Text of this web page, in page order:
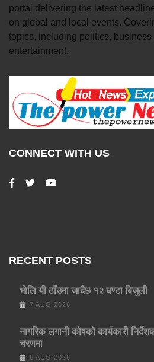
portal delivering the latest
on global and local events.
topics, including politics,
entertainment.
CONNECT WITH US
RECENT POSTS
भाेलि यी ठाँउमा जादैछ १२ घण्टा बिजुली
7 AUG 2026
नागरिक लगानी कोषको कार्यकारी
चरणमा
6 AUG 2026